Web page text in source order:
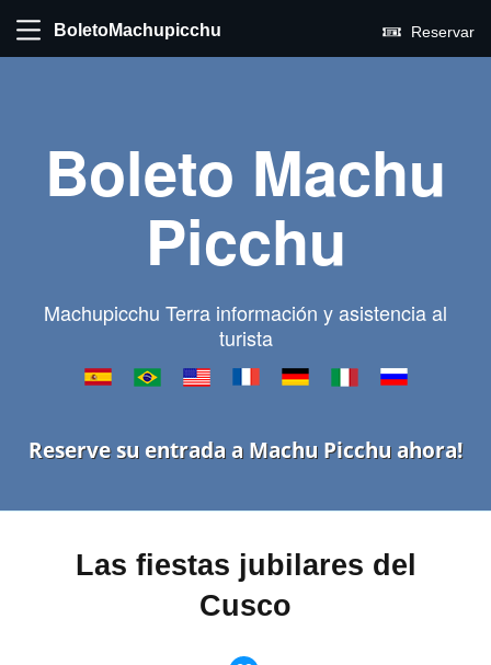
BoletoMachupicchu Reservar
Boleto Machu
Picchu
Machupicchu Terra información y asistencia al
turista
Reserve su entrada a Machu Picchu ahora!
Las fiestas jubilares del
Cusco